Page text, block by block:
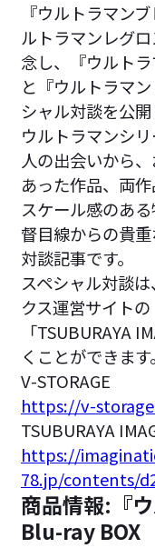
『ウルトラマン
ルトラマンレグ
念し、『ウルト
と『ウルトラマ
シャル対談を公開
ウルトラマンシ
人の出会いから
あった作品、両作
スケール感のあ
督目線からの貴
対談記事です。
スペシャル対談
クス運営サイト
「TSUBURAYA
くことができます。
V-STORAGE
https://v-
TSUBURAYA
https://
78.jp/contents/
商品情報:『
Blu-ray BOX